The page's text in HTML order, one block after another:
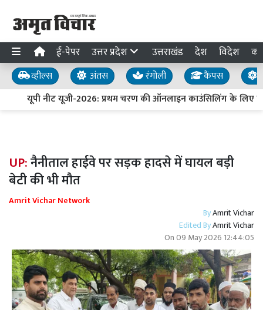
ई-पेपर उत्तर प्रदेश उत्तराखंड देश विदेश
व्हील्स अंतस रंगोली कैंपस
यूपी नीट यूजी-2026: प्रथम चरण की ऑनलाइन काउंसिलिंग के लिए
UP:नैनीताल हाईवे पर सड़क हादसे में घायल बड़ी
बेटी की भी मौत
Amrit Vichar Network
ByAmrit Vichar
Edited ByAmrit Vichar
On09 May 2026 12:44:05